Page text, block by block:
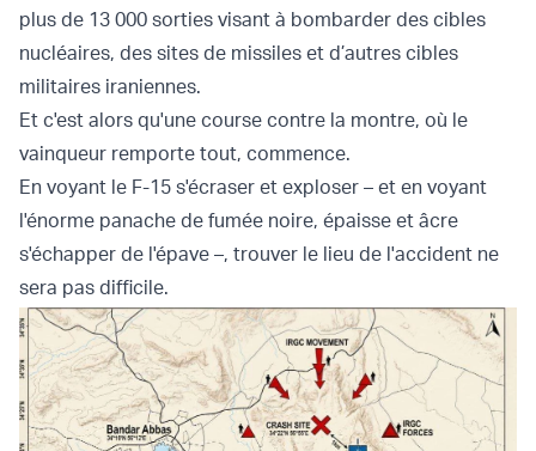
plus de 13 000 sorties visant à bombarder des cibles
nucléaires, des sites de missiles et d’autres cibles
militaires iraniennes.
Et c'est alors qu'une course contre la montre, où le
vainqueur remporte tout, commence.
En voyant le F-15 s'écraser et exploser – et en voyant
l'énorme panache de fumée noire, épaisse et âcre
s'échapper de l'épave –, trouver le lieu de l'accident ne
sera pas difficile.